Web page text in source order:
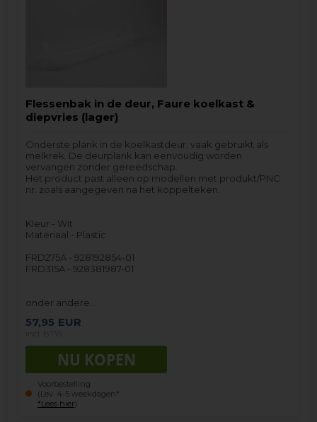
Flessenbak in de deur, Faure koelkast &
diepvries (lager)
Onderste plank in de koelkastdeur, vaak gebruikt als
melkrek. De deurplank kan eenvoudig worden
vervangen zonder gereedschap.
Het product past alleen op modellen met produkt/PNC
nr. zoals aangegeven na het koppelteken.
Kleur - Wit
Materiaal - Plastic
FRD275A - 928192854-01
FRD315A - 928381987-01
onder andere…
57,95 EUR
Voorbestelling
(Lev. 4-5 weekdagen*
*Lees hier)